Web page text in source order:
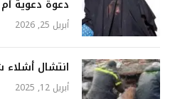
دعوة دعوية
أبريل 25, 2026
انتشال
أبريل 12, 2025